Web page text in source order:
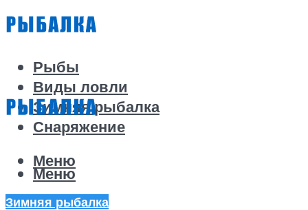
Рыбы
Виды ловли
Зимняя рыбалка
Снаряжение
Меню
Меню
Зимняя рыбалка